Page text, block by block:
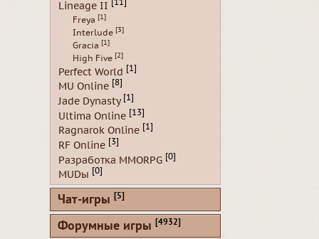
Lineage II [11]
Freya [1]
Interlude [3]
Gracia [1]
High Five [2]
Perfect World [1]
MU Online [8]
Jade Dynasty [1]
Ultima Online [13]
Ragnarok Online [1]
RF Online [3]
Разработка MMORPG [0]
MUDы [0]
Чат-игры [5]
Форумные игры [4932]